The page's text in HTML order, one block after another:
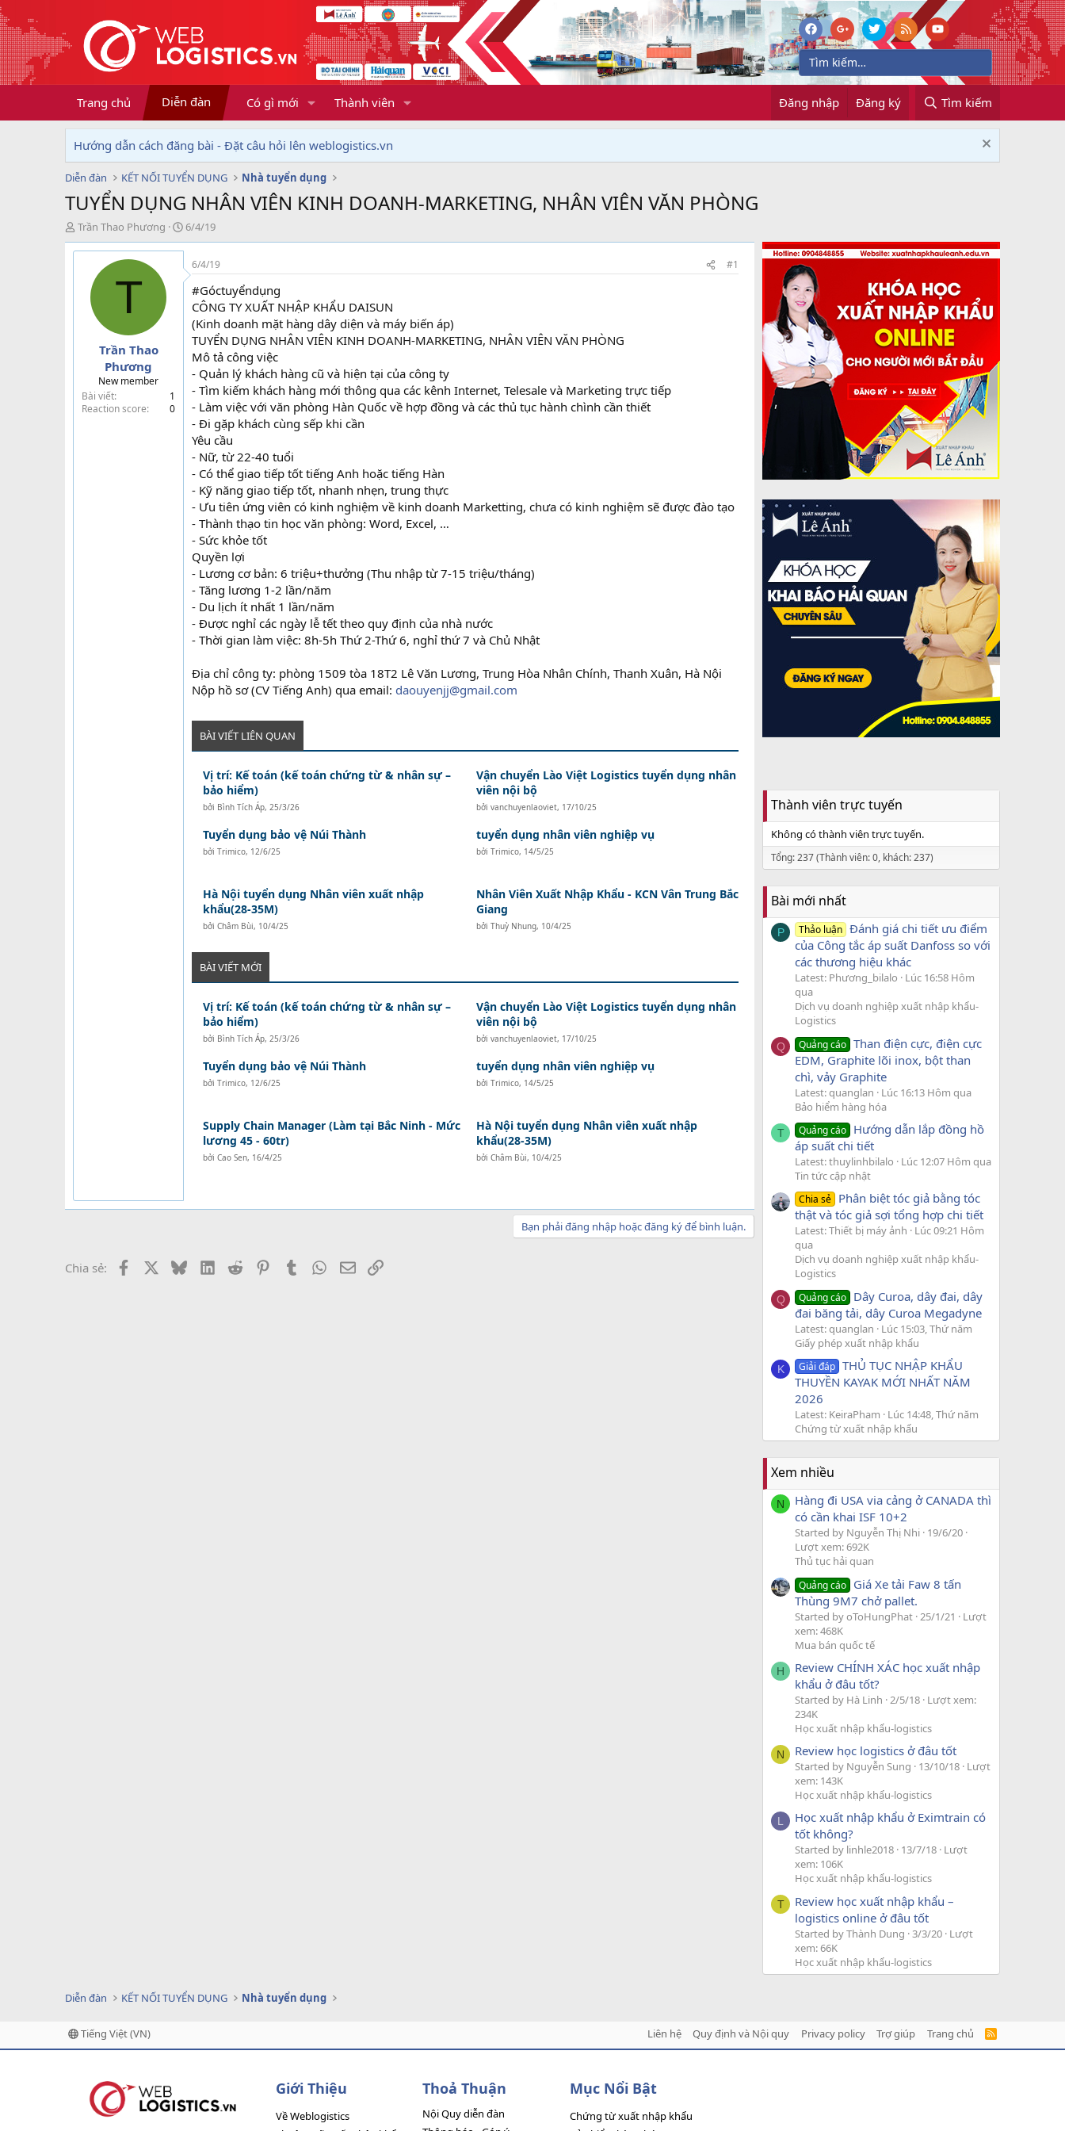
Trang chủ Diễn đàn Có gì mới Thành viên Đăng nhập Đăng ký Tìm kiếm
Hướng dẫn cách đăng bài - Đặt câu hỏi lên weblogistics.vn
Diễn đàn KẾT NỐI TUYỂN DỤNG Nhà tuyển dụng
TUYỂN DỤNG NHÂN VIÊN KINH DOANH-MARKETING, NHÂN VIÊN VĂN PHÒNG
T
h
r
Trần Thao Phương
N
g
y
g
6/4/19
T
Trần Thao
Phương
New member
Bài viết
1
Reaction score
0
6/4/19 #1
#Góctuyểndụng
CÔNG TY XUẤT NHẬP KHẨU DAISUN
(Kinh doanh mặt hàng dây diện và máy biến áp)
TUYỂN DỤNG NHÂN VIÊN KINH DOANH-MARKETING, NHÂN VIÊN VĂN PHÒNG
Mô tả công việc
- Quản lý khách hàng cũ và hiện tại của công ty
- Tìm kiếm khách hàng mới thông qua các kênh Internet, Telesale và Marketing trực tiếp
- Làm việc với văn phòng Hàn Quốc về hợp đồng và các thủ tục hành chình cần thiết
- Đi gặp khách cùng sếp khi cần
Yêu cầu
- Nữ, từ 22-40 tuổi
- Có thể giao tiếp tốt tiếng Anh hoặc tiếng Hàn
- Kỹ năng giao tiếp tốt, nhanh nhẹn, trung thực
- Ưu tiên ứng viên có kinh nghiệm về kinh doanh Marketting, chưa có kinh nghiệm sẽ được đào tạo
- Thành thạo tin học văn phòng: Word, Excel, …
- Sức khỏe tốt
Quyền lợi
- Lương cơ bản: 6 triệu+thưởng (Thu nhập từ 7-15 triệu/tháng)
- Tăng lương 1-2 lần/năm
- Du lịch ít nhất 1 lần/năm
- Được nghỉ các ngày lễ tết theo quy định của nhà nước
- Thời gian làm việc: 8h-5h Thứ 2-Thứ 6, nghỉ thứ 7 và Chủ Nhật
Địa chỉ công ty: phòng 1509 tòa 18T2 Lê Văn Lương, Trung Hòa Nhân Chính, Thanh Xuân, Hà Nội
Nộp hồ sơ (CV Tiếng Anh) qua email: daouyenjj@gmail.com
BÀI VIẾT LIÊN QUAN
Vị trí: Kế toán (kế toán chứng từ & nhân sự –
bảo hiểm)
bởi Bình Tích Áp, 25/3/26
Vận chuyển Lào Việt Logistics tuyển dụng nhân
viên nội bộ
bởi vanchuyenlaoviet, 17/10/25
Tuyển dụng bảo vệ Núi Thành
bởi Trimico, 12/6/25
tuyển dụng nhân viên nghiệp vụ
bởi Trimico, 14/5/25
Hà Nội tuyển dụng Nhân viên xuất nhập
khẩu(28-35M)
bởi Châm Bùi, 10/4/25
Nhân Viên Xuất Nhập Khẩu - KCN Vân Trung Bắc
Giang
bởi Thuỳ Nhung, 10/4/25
BÀI VIẾT MỚI
Vị trí: Kế toán (kế toán chứng từ & nhân sự –
bảo hiểm)
bởi Bình Tích Áp, 25/3/26
Vận chuyển Lào Việt Logistics tuyển dụng nhân
viên nội bộ
bởi vanchuyenlaoviet, 17/10/25
Tuyển dụng bảo vệ Núi Thành
bởi Trimico, 12/6/25
tuyển dụng nhân viên nghiệp vụ
bởi Trimico, 14/5/25
Supply Chain Manager (Làm tại Bắc Ninh - Mức
lương 45 - 60tr)
bởi Cao Sen, 16/4/25
Hà Nội tuyển dụng Nhân viên xuất nhập
khẩu(28-35M)
bởi Châm Bùi, 10/4/25
Bạn phải đăng nhập hoặc đăng ký để bình luận.
Chia sẻ: Facebook BlueskyLinkedIn
Reddit PinterestTumblr WhatsApp
EmailLink
Thành viên trực tuyến
Không có thành viên trực tuyến.
Tổng: 237 (Thành viên: 0, khách: 237)
Bài mới nhất
P Thảo luận Đánh giá chi tiết ưu điểm
của Công tắc áp suất Danfoss so với
các thương hiệu khác
Latest: Phương_bilalo
Lúc 16:58 Hôm
qua
Dịch vụ doanh nghiệp xuất nhập khẩu-
Logistics
Q Quảng cáo Than điện cực, điện cực
EDM, Graphite lõi inox, bột than
chì, vảy Graphite
Latest: quanglan
Lúc 16:13 Hôm qua
Bảo hiểm hàng hóa
T Quảng cáo Hướng dẫn lắp đồng hồ
áp suất chi tiết
Latest: thuylinhbilalo
Lúc 12:07 Hôm qua
Tin tức cập nhật
Chia sẻ Phân biệt tóc giả bằng tóc
thật và tóc giả sợi tổng hợp chi tiết
Latest: Thiết bị máy ảnh
Lúc 09:21 Hôm
qua
Dịch vụ doanh nghiệp xuất nhập khẩu-
Logistics
Q Quảng cáo Dây Curoa, dây đai, dây
đai băng tải, dây Curoa Megadyne
Latest: quanglan
Lúc 15:03, Thứ năm
Giấy phép xuất nhập khẩu
K Giải đáp THỦ TỤC NHẬP KHẨU
THUYỀN KAYAK MỚI NHẤT NĂM
2026
Latest: KeiraPham
Lúc 14:48, Thứ năm
Chứng từ xuất nhập khẩu
Xem nhiều
N
Hàng đi USA via cảng ở CANADA thì
có cần khai ISF 10+2
Started by Nguyễn Thị Nhi 19/6/20
Lượt xem: 692K
Thủ tục hải quan
Quảng cáo Giá Xe tải Faw 8 tấn
Thùng 9M7 chở pallet.
Started by oToHungPhat 25/1/21
Lượt
xem: 468K
Mua bán quốc tế
H
Review CHÍNH XÁC học xuất nhập
khẩu ở đâu tốt?
Started by Hà Linh 2/5/18 Lượt xem:
234K
Học xuất nhập khẩu-logistics
N Review học logistics ở đâu tốt
Started by Nguyễn Sung 13/10/18 Lượt
xem: 143K
Học xuất nhập khẩu-logistics
L
Học xuất nhập khẩu ở Eximtrain có
tốt không?
Started by linhle2018 13/7/18 Lượt
xem: 106K
Học xuất nhập khẩu-logistics
T
Review học xuất nhập khẩu –
logistics online ở đâu tốt
Started by Thành Dung 3/3/20 Lượt
xem: 66K
Học xuất nhập khẩu-logistics
Diễn đàn KẾT NỐI TUYỂN DỤNG Nhà tuyển dụng
Tiếng Việt (VN) Liên hệ Quy định và Nội quy Privacy policy Trợ giúp Trang chủ
R
Giới Thiệu
Về Weblogistics
Thoả Thuận
Nội Quy diễn đàn
Mục Nổi Bật
Chứng từ xuất nhập khẩu